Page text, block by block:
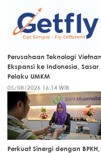
Perusahaan Teknologi
Ekspansi ke Indonesia, Sasar
Pelaku UMKM
05/08/2026 16:14 WIB
Perkuat Sinergi dengan BPKH,